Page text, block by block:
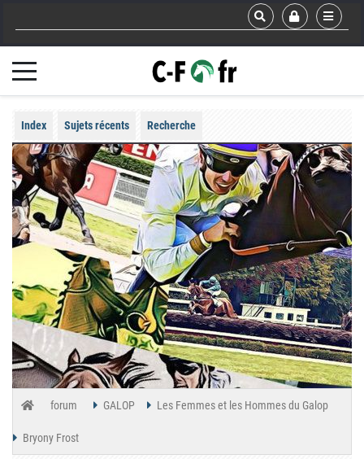
Index Sujets récents Recherche
forum GALOP Les Femmes et les Hommes du Galop
Bryony Frost